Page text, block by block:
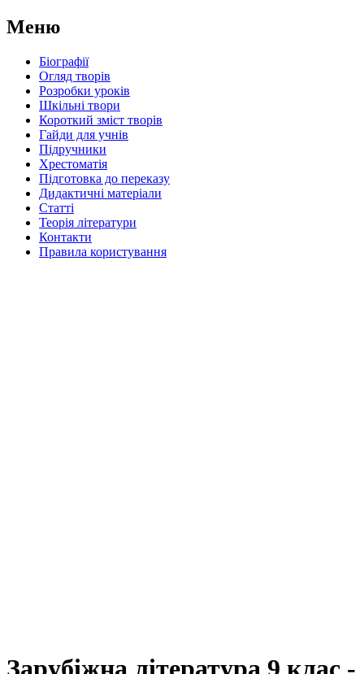
Меню
Біографії
Огляд творів
Розробки уроків
Шкільні твори
Короткий зміст творів
Гайди для учнів
Підручники
Хрестоматія
Підготовка до переказу
Дидактичні матеріали
Статті
Теорія літератури
Контакти
Правила користування